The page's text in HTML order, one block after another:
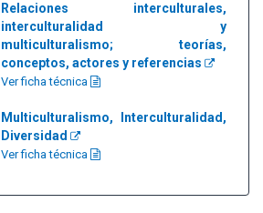
Relaciones interculturales,
interculturalidad y
multiculturalismo; teorías,
conceptos, actores y referencias
Ver ficha técnica
Multiculturalismo, Interculturalidad,
Diversidad
Ver ficha técnica